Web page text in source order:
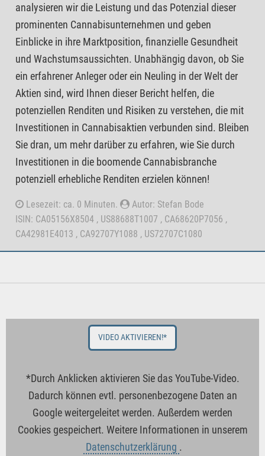
analysieren wir die Leistung und das Potenzial dieser
prominenten Cannabisunternehmen und geben
Einblicke in ihre Marktposition, finanzielle Gesundheit
und Wachstumsaussichten. Unabhängig davon, ob Sie
ein erfahrener Anleger oder ein Neuling in der Welt der
Aktien sind, wird Ihnen dieser Bericht helfen, die
potenziellen Renditen und Risiken zu verstehen, die mit
Investitionen in Cannabisaktien verbunden sind. Bleiben
Sie dran, um mehr darüber zu erfahren, wie Sie durch
Investitionen in die boomende Cannabisbranche
potenziell erhebliche Renditen erzielen können!
Lesezeit: ca. 0 Minuten.
Autor: Stefan Bode
ISIN: CA05156X8504 , US88688T1007 , CA68620P7056 ,
CA42981E4013 , CA92707Y1088 , US72707C1080
VIDEO AKTIVIEREN!*
*Durch Anklicken aktivieren Sie das YouTube-Video.
Dadurch können evtl. personenbezogene Daten an
Google weitergeleitet werden. Außerdem werden
Cookies gespeichert. Weitere Informationen in unserem
Datenschutzerklärung .